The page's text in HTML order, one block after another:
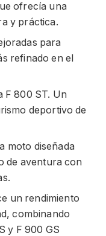
ofrecía una
y práctica.
para
refinado en el
F 800 ST. Un
deportivo de
moto diseñada
de aventura con
un rendimiento
combinando
y F 900 GS